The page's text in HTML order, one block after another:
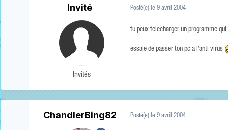
Invité
Invités
Posté(e)le 9 avril 2004
tu peux telecharger un programme
essaie de passer ton pc a l'anti virus
ChandlerBing82 Posté(e)le 9 avril 2004